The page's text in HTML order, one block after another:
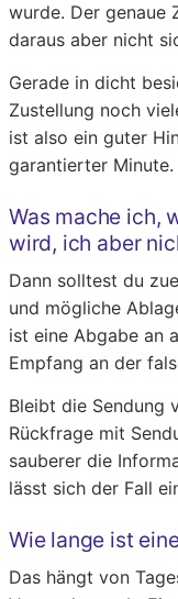
wurde. Der genaue
daraus aber nicht
Gerade in dicht
Zustellung noch
ist also ein guter
garantierter Minute.
Was mache ich,
wird, ich aber
Dann solltest du
und mögliche
ist eine Abgabe an
Empfang an der
Bleibt die Sendung
Rückfrage mit
sauberer die
lässt sich der Fall
Wie lange ist
Das hängt von